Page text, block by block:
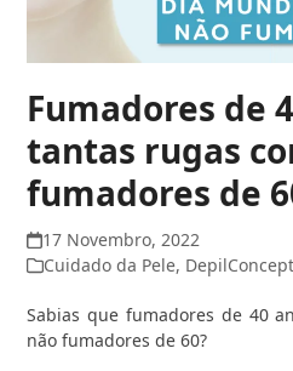
Fumadores de
tantas rugas
fumadores de
17 Novembro, 2022
Cuidado da Pele, DepilConcept
Sabias que fumadores de 40
não fumadores de 60?